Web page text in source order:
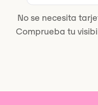
No se necesita
Comprueba tu